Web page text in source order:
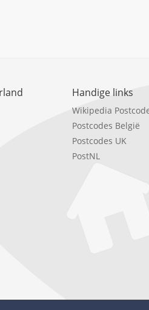
Handige links
Wikipedia
Postcodes België
Postcodes UK
PostNL